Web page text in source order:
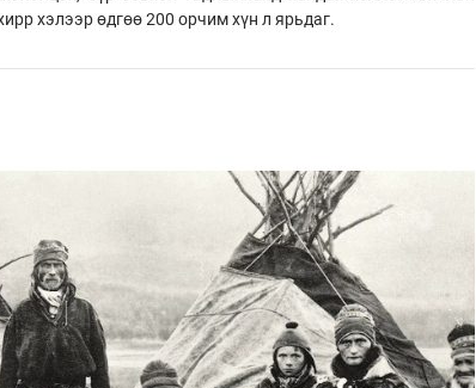
хэлээр өдгөө 200 орчим хүн л ярьдаг.